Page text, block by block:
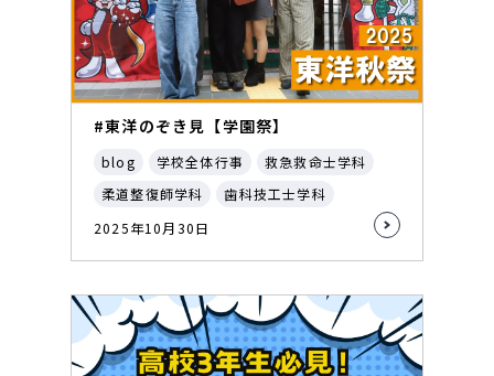
#東洋のぞき見【学園祭】
blog 学校全体行事
救急救命士学科
柔道整復師学科
歯科技工士学科
2025年10月30日